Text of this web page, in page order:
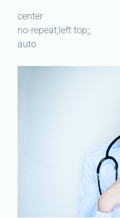
center
no-repeat;left top;;
auto